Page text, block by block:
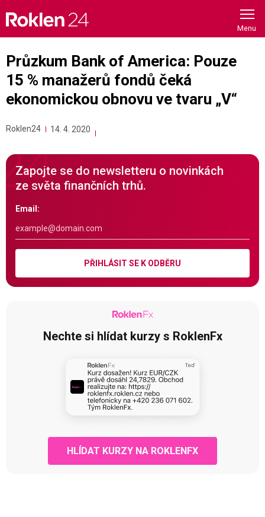
content
Průzkum Bank of America: Pouze
15 % manažerů fondů čeká
ekonomickou obnovu ve tvaru „V“
Roklen24 14. 4. 2020
Zapojte se do newsletteru o novinkách
ze světa finančních trhů.
Email:
PŘIHLÁSIT SE K ODBĚRU
Nechte si hlídat kurzy s RoklenFx
HLÍDAT KURZY NA ROKLENFX